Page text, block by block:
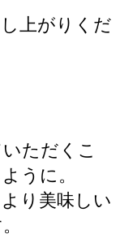
上がりくだ
ただくこ
うに。
り美味しい